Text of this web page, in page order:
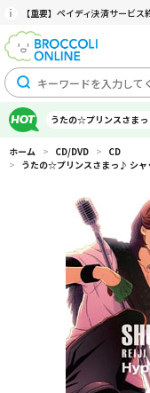
【重要】ペイディ決済サービ
うたの☆プリンスさま
ホーム > CD/DVD > CD
> うたの☆プリンスさまっ♪ シャ